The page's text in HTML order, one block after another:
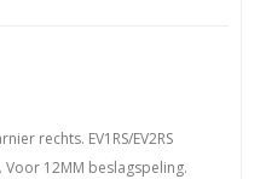
rechts. EV1RS/EV2RS
12MM beslagspeling.